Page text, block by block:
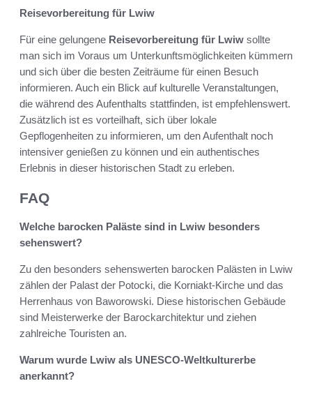
Reisevorbereitung für Lwiw
Für eine gelungene Reisevorbereitung für Lwiw sollte
man sich im Voraus um Unterkunftsmöglichkeiten kümmern
und sich über die besten Zeiträume für einen Besuch
informieren. Auch ein Blick auf kulturelle Veranstaltungen,
die während des Aufenthalts stattfinden, ist empfehlenswert.
Zusätzlich ist es vorteilhaft, sich über lokale
Gepflogenheiten zu informieren, um den Aufenthalt noch
intensiver genießen zu können und ein authentisches
Erlebnis in dieser historischen Stadt zu erleben.
FAQ
Welche barocken Paläste sind in Lwiw besonders
sehenswert?
Zu den besonders sehenswerten barocken Palästen in Lwiw
zählen der Palast der Potocki, die Korniakt-Kirche und das
Herrenhaus von Baworowski. Diese historischen Gebäude
sind Meisterwerke der Barockarchitektur und ziehen
zahlreiche Touristen an.
Warum wurde Lwiw als UNESCO-Weltkulturerbe
anerkannt?